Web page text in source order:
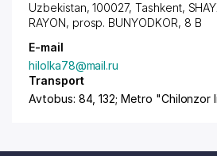
Uzbekistan, 100027, Tashkent,
RAYON, prosp. BUNYODKOR, 8 B
E-mail
hilolka78@mail.ru
Transport
Avtobus: 84, 132; Metro "Chilonzor